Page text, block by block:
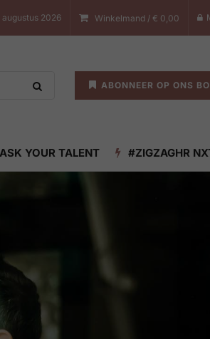
2026 Winkelmand / € 0,00
ABONNEER OP ONS
YOUR TALENT #ZIGZAGHR